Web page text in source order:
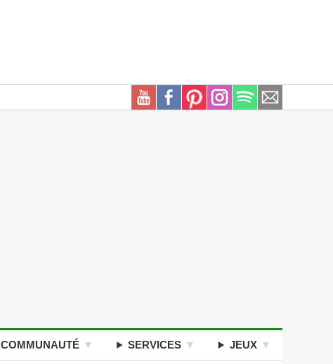
COMMUNAUTÉ SERVICES JEUX